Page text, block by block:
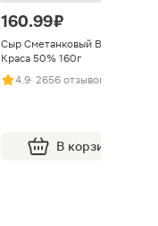
160.99 ₽
Сыр Сметанковый Варвара
Краса 50% 160г
4.9· 2656 отзывов
В корзину